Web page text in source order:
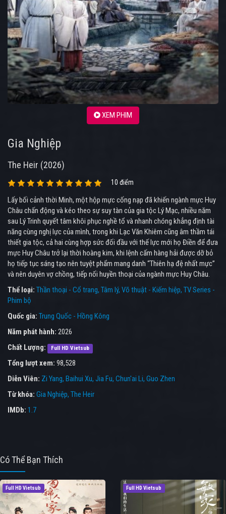
XEM PHIM
Gia Nghiệp
The Heir (2026)
10 điểm
Lấy bối cảnh thời Minh, một hộp mực cống nạp đã khiến ngành mực Huy
Châu chấn động và kéo theo sự suy tàn của gia tộc Lý Mạc, nhiều năm
sau Lý Trinh quyết tâm khôi phục nghề tổ và nhanh chóng khẳng định tài
năng cùng nghị lực của mình, trong khi Lạc Văn Khiêm cũng âm thầm tái
thiết gia tộc, cả hai cùng hợp sức đối đầu với thế lực mới họ Điền để đưa
mực Huy Châu trở lại thời hoàng kim, khi lệnh cấm hàng hải được dỡ bỏ
họ tiếp tục sáng tạo nên tuyệt phẩm mang danh “Thiên hạ đệ nhất mực”
và nên duyên vợ chồng, tiếp nối huyền thoại của ngành mực Huy Châu.
Thể loại: Thần thoại - Cổ trang Tâm lý Võ thuật - Kiếm hiệp TV Series -
Phim bộ
Quốc gia: Trung Quốc - Hồng Kông
Năm phát hành: 2026
Chất Lượng:
Full HD Vietsub
Tổng lượt xem: 98,528
Diễn Viên: Zi Yang Baihui Xu Jia Fu Chun'ai Li Guo Zhen
Từ khóa: Gia Nghiệp, The Heir
IMDb: 1.7
Có Thể Bạn Thích
Full HD Vietsub Full HD Vietsub